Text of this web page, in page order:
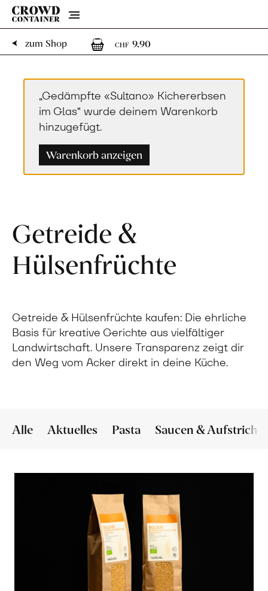
Menu
zum Shop
CHF 9.90
„Gedämpfte «Sultano» Kichererbsen
im Glas“ wurde deinem Warenkorb
hinzugefügt.
Warenkorb anzeigen
Getreide &
Hülsenfrüchte
Getreide & Hülsenfrüchte kaufen: Die ehrliche
Basis für kreative Gerichte aus vielfältiger
Landwirtschaft. Unsere Transparenz zeigt dir
den Weg vom Acker direkt in deine Küche.
Alle Aktuelles Pasta Saucen & Aufstriche